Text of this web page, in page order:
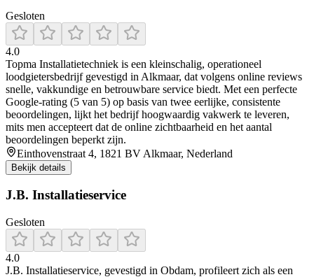
Gesloten
4.0
Topma Installatietechniek is een kleinschalig, operationeel
loodgietersbedrijf gevestigd in Alkmaar, dat volgens online reviews
snelle, vakkundige en betrouwbare service biedt. Met een perfecte
Google-rating (5 van 5) op basis van twee eerlijke, consistente
beoordelingen, lijkt het bedrijf hoogwaardig vakwerk te leveren,
mits men accepteert dat de online zichtbaarheid en het aantal
beoordelingen beperkt zijn.
Einthovenstraat 4, 1821 BV Alkmaar, Nederland
Bekijk details
J.B. Installatieservice
Gesloten
4.0
J.B. Installatieservice, gevestigd in Obdam, profileert zich als een